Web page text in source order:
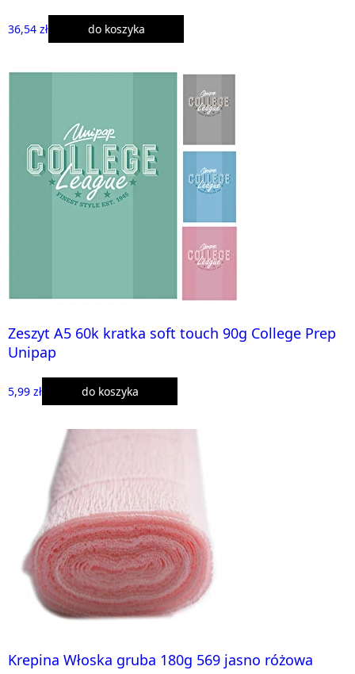
36,54 zł do koszyka
Zeszyt A5 60k kratka soft touch 90g College Prep
Unipap
5,99 zł do koszyka
Krepina Włoska gruba 180g 569 jasno różowa